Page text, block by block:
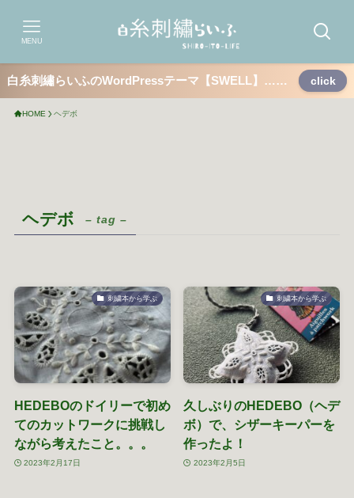
MENU
白糸刺繡らいふのWordPressテーマ【SWELL】…… click
HOME ヘデボ
ヘデボ – tag –
刺繍本から学ぶ
HEDEBOのドイリーで初め
てのカットワークに挑戦し
ながら考えたこと。。。
2023年2月17日
刺繍本から学ぶ
久しぶりのHEDEBO（ヘデ
ボ）で、シザーキーパーを
作ったよ！
2023年2月5日